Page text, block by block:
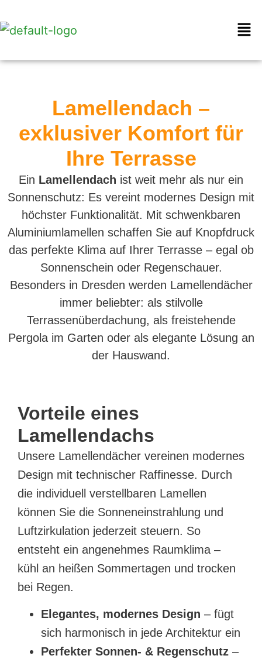
Lamellendach –
exklusiver Komfort für
Ihre Terrasse
Ein Lamellendach ist weit mehr als nur ein
Sonnenschutz: Es vereint modernes Design mit
höchster Funktionalität. Mit schwenkbaren
Aluminiumlamellen schaffen Sie auf Knopfdruck
das perfekte Klima auf Ihrer Terrasse – egal ob
Sonnenschein oder Regenschauer.
Besonders in Dresden werden Lamellendächer
immer beliebter: als stilvolle
Terrassenüberdachung, als freistehende
Pergola im Garten oder als elegante Lösung an
der Hauswand.
Vorteile eines
Lamellendachs
Unsere Lamellendächer vereinen modernes
Design mit technischer Raffinesse. Durch
die individuell verstellbaren Lamellen
können Sie die Sonneneinstrahlung und
Luftzirkulation jederzeit steuern. So
entsteht ein angenehmes Raumklima –
kühl an heißen Sommertagen und trocken
bei Regen.
Elegantes, modernes Design – fügt
sich harmonisch in jede Architektur ein
Perfekter Sonnen- & Regenschutz –